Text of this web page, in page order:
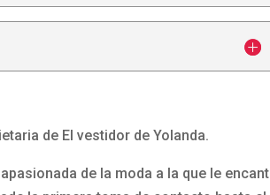
de El vestidor de Yolanda.
de la moda a la que le